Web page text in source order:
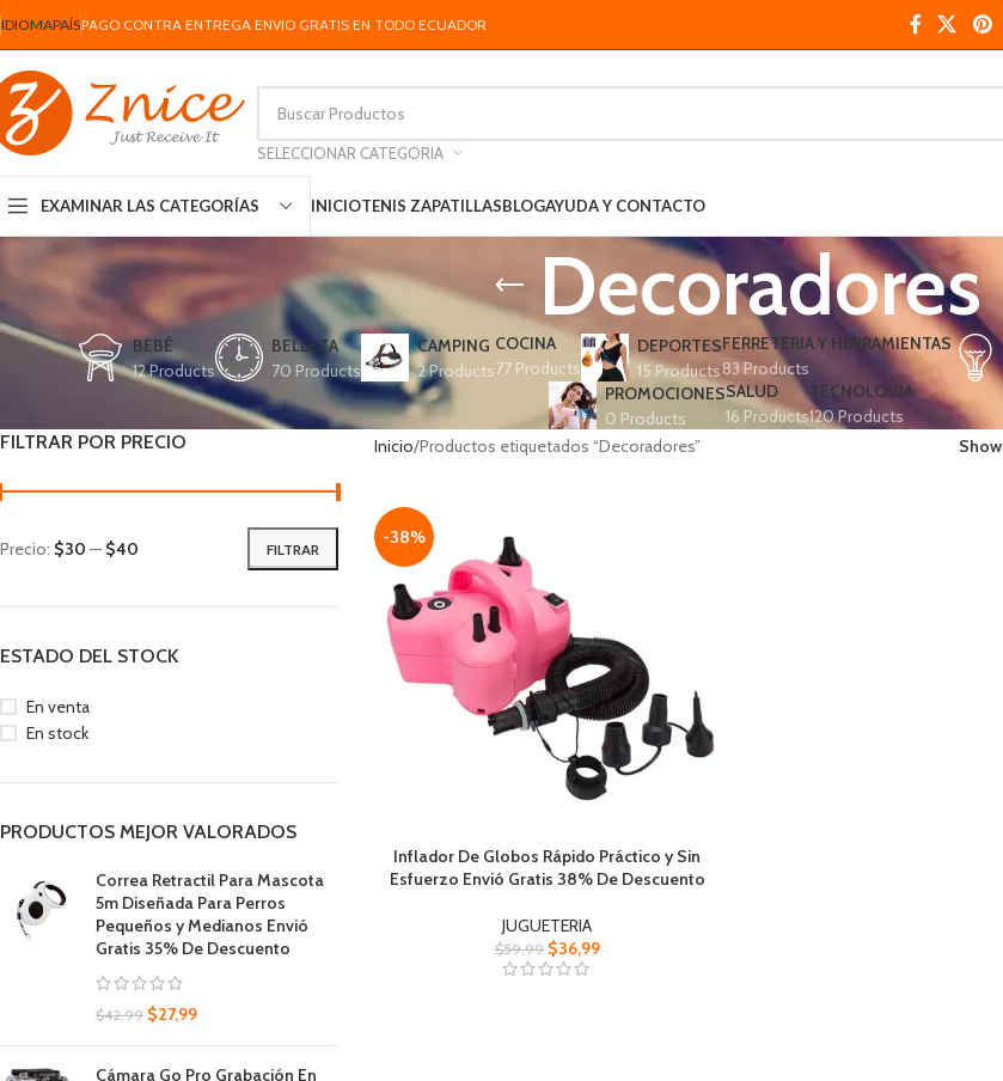
IDIOMAPAÍSPAGO CONTRA ENTREGA ENVIO GRATIS EN TODO ECUADOR
SELECCIONAR CATEGORIA
EXAMINAR LAS CATEGORÍAS INICIOTENIS ZAPATILLASBLOGAYUDA Y CONTACTO
Decoradores
BEBÉ
12 Products
BELLEZA
70 Products
CAMPING
2 Products
COCINA
77 Products
DEPORTES
15 Products
FERRETERIA Y HERRAMIENTAS
83 Products
PROMOCIONES
0 Products
SALUD
16 Products
TECNOLOGIA
120 Products
FILTRAR POR PRECIO
FILTRAR
Precio: $30 — $40
ESTADO DEL STOCK
En venta
En stock
PRODUCTOS MEJOR VALORADOS
Correa Retractil Para Mascota
5m Diseñada Para Perros
Pequeños y Medianos Envió
Gratis 35% De Descuento
$42,99 $27,99
Cámara Go Pro Grabación En
Inicio Productos etiquetados “Decoradores” Show
-38%
Inflador De Globos Rápido Práctico y Sin
Esfuerzo Envió Gratis 38% De Descuento
JUGUETERIA
$59,99 $36,99